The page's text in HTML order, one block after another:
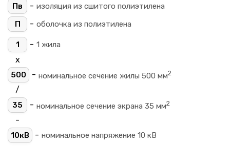
Пв
- изоляция из сшитого полиэтилена
П
- оболочка из полиэтилена
1 - 1 жила
х
500 - номинальное сечение жилы 500 мм2
/
35 - номинальное сечение экрана 35 мм2
-
10кВ - номинальное напряжение 10 кВ